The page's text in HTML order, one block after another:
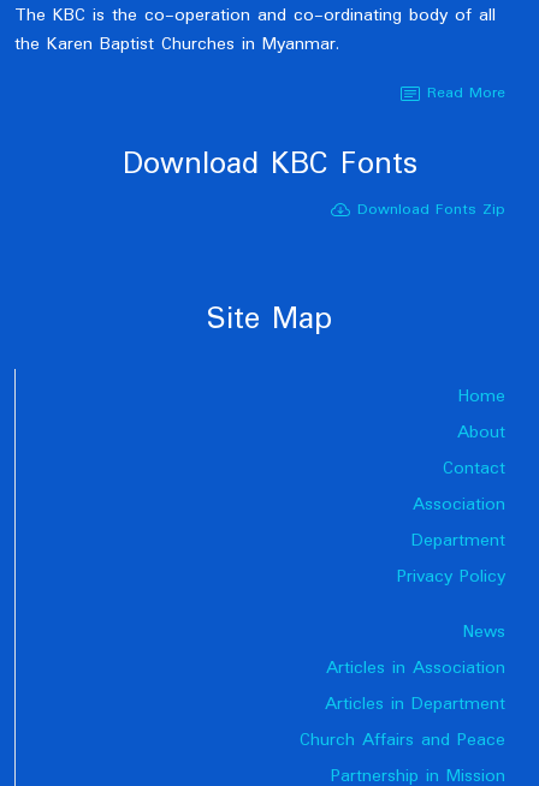
The KBC is the co-operation and co-ordinating body of all
the Karen Baptist Churches in Myanmar.
Read More
Download KBC Fonts
Download Fonts Zip
Site Map
Home
About
Contact
Association
Department
Privacy Policy
News
Articles in Association
Articles in Department
Church Affairs and Peace
Partnership in Mission